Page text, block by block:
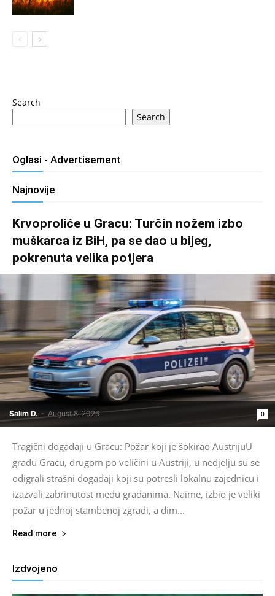
Search
Search
Oglasi - Advertisement
Najnovije
Krvoproliće u Gracu: Turčin nožem izbo
muškarca iz BiH, pa se dao u bijeg,
pokrenuta velika potjera
Salim D. - August 8, 2026 0
Tragični događaji u Gracu: Požar koji je šokirao AustrijuU
gradu Gracu, drugom po veličini u Austriji, u nedjelju su se
odigrali strašni događaji koji su potresli lokalnu zajednicu i
izazvali zabrinutost među građanima. Naime, izbio je veliki
požar u jednoj stambenoj zgradi, a dim...
Read more
Izdvojeno